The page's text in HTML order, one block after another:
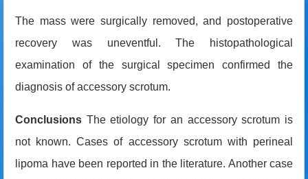
The mass were surgically removed, and postoperative
recovery was uneventful. The histopathological
examination of the surgical specimen confirmed the
diagnosis of accessory scrotum.
Conclusions The etiology for an accessory scrotum is
not known. Cases of accessory scrotum with perineal
lipoma have been reported in the literature. Another case